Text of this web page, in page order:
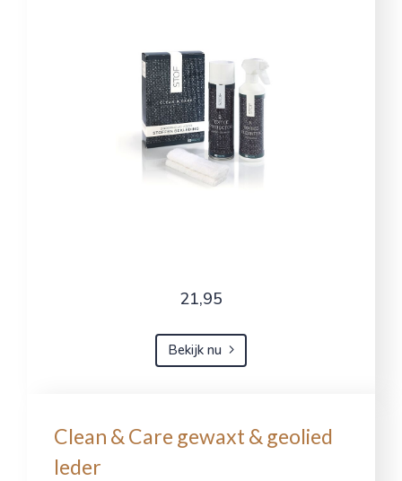
21,95
Bekijk nu
Clean & Care gewaxt & geolied
leder